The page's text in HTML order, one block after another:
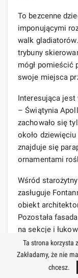
To bezcenne
imponującymi
walk
trybuny
mógł pomieścić
swoje miejsca
Interesująca
– Świątynia
zachowało się
około
znajduje się
ornamentami
Wśród
zasługuje
obiekt
Pozostała
na sekcje i
korynckiego.
Ta strona korzysta
Zakładamy, że nie
chcesz.